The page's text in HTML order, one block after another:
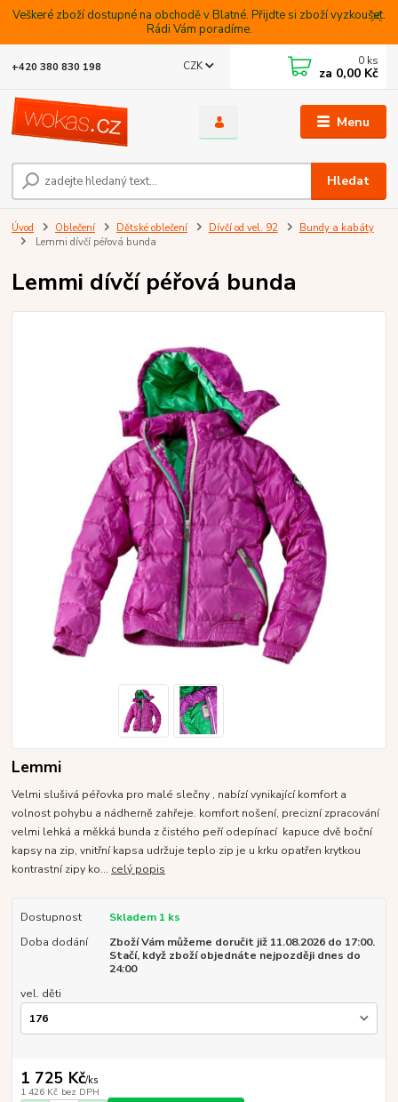
Veškeré zboží dostupné na obchodě v Blatné. Přijdte si zboží vyzkoušet.
Rádi Vám poradíme.
Menu
CZK
Hledat
+420 380 830 198 0 ks
za 0,00 Kč
Úvod Oblečení Dětské oblečení Dívčí od vel. 92
Bundy a kabáty
Lemmi dívčí péřová bunda
Lemmi dívčí péřová bunda
Lemmi
Velmi slušivá péřovka pro malé slečny , nabízí vynikající komfort a
volnost pohybu a nádherně zahřeje. komfort nošení, precizní zpracování
velmi lehká a měkká bunda z čistého peří odepínací kapuce dvě boční
kapsy na zip, vnitřní kapsa udržuje teplo zip je u krku opatřen krytkou
kontrastní zipy ko... celý popis
Dostupnost
Skladem 1 ks
Doba dodání
Zboží Vám můžeme doručit již 11.08.2026 do 17:00.
Stačí, když zboží objednáte nejpozději dnes do
24:00
vel. děti
1 725 Kč/ks
1 426 Kč bez DPH